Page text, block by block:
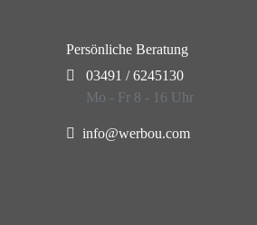
Persönliche Beratung
03491 / 6245130
Mo - Fr 8 - 16 Uhr
info@werbou.com